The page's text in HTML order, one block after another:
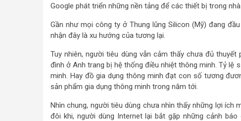
Google phát triển những nền tảng để các thiết bị trong
Gần như mọi công ty ở Thung lũng Silicon (Mỹ) đang
nhận đây là xu hướng của tương lại.
Tuy nhiên, người tiêu dùng vẫn cảm thấy chưa đủ
đình ở Anh trang bị hệ thống điều nhiệt thông minh. Tỷ lệ
minh. Hay đồ gia dụng thông minh đạt con số tương
sản phẩm gia dụng thông minh trong năm tới.
Nhìn chung, người tiêu dùng chưa nhìn thấy những lợi
đôi khi, người dùng Internet lại bắt gặp những cảnh